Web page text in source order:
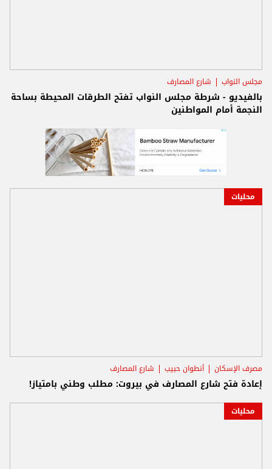
مجلس النواب شارع المصارف
بالفيديو - شرطة مجلس النواب تفتح الطرقات المحيطة بساحة
النجمة أمام المواطنين
محليات
مصرف الإسكان أنطوان حبيب شارع المصارف
إعادة فتح شارع المصارف في بيروت: مطلب وطني بامتياز!
محليات